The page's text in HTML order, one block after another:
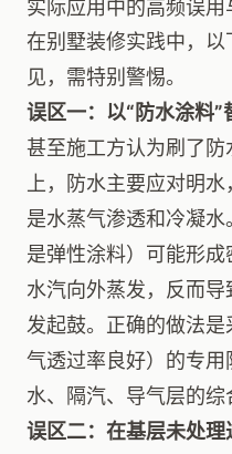
实际应用中的高频误用
在别墅装修实践中，
见，需特别警惕。
误区一：以“防水涂料”
甚至施工方认为刷了
上，防水主要应对明
是水蒸气渗透和冷凝水
是弹性涂料）可能形
水汽向外蒸发，反而导
发起鼓。正确的做法
气透过率良好）的专
水、隔汽、导气层的综
误区二：在基层未处理